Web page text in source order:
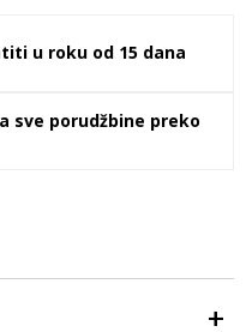
u roku od 15 dana
sve porudžbine preko